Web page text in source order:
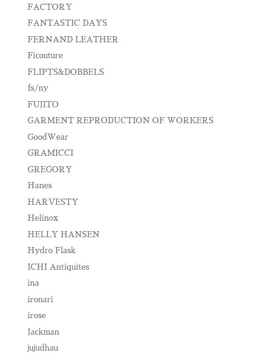
FACTORY
FANTASTIC DAYS
FERNAND LEATHER
Ficouture
FLIPTS&DOBBELS
fs/ny
FUJITO
GARMENT REPRODUCTION OF WORKERS
GoodWear
GRAMICCI
GREGORY
Hanes
HARVESTY
Helinox
HELLY HANSEN
Hydro Flask
ICHI Antiquites
ina
ironari
irose
Jackman
jujudhau